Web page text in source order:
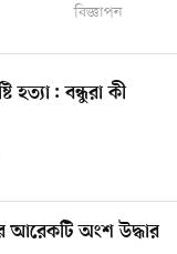
বিজ্ঞাপন
হত্যা: বন্ধুরা কী
আরেকটি অংশ উদ্ধার